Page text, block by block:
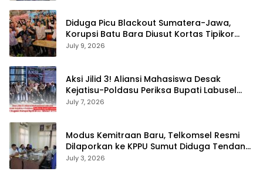
Diduga Picu Blackout Sumatera-Jawa,
Korupsi Batu Bara Diusut Kortas Tipikor
Didukung P3H
July 9, 2026
Aksi Jilid 3! Aliansi Mahasiswa Desak
Kejatisu-Poldasu Periksa Bupati Labusel
Terkait Dugaan Korupsi Rp36 M dan ‘Misteri’
July 7, 2026
Modus Kemitraan Baru, Telkomsel Resmi
Dilaporkan ke KPPU Sumut Diduga Tendang
Pengusaha Lokal!
July 3, 2026